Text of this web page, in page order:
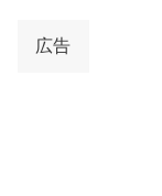
広告